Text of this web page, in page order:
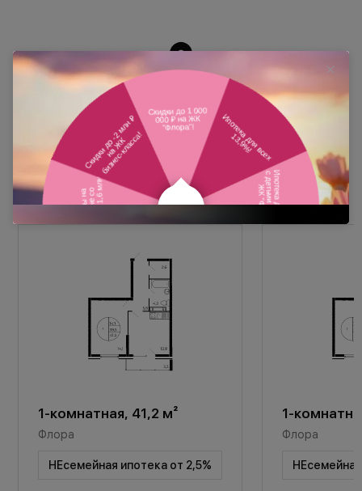
Похожие планировки
1-комнатная, 41,2 м²
Флора
НЕсемейная ипотека от 2,5%
1-
Флора